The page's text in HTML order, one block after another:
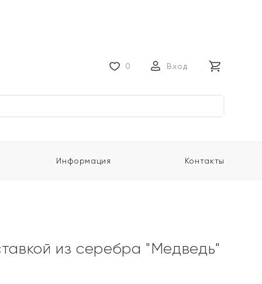
0 Вход
Информация Контакты
из серебра "Медведь"